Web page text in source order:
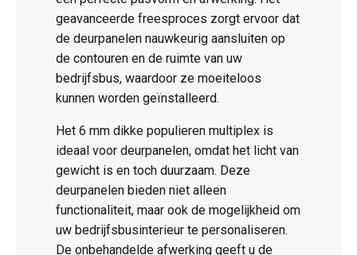
geavanceerde freesproces zorgt ervoor dat
de deurpanelen nauwkeurig aansluiten op
de contouren en de ruimte van uw
bedrijfsbus, waardoor ze moeiteloos
kunnen worden geïnstalleerd.
Het 6 mm dikke populieren multiplex is
ideaal voor deurpanelen, omdat het licht van
gewicht is en toch duurzaam. Deze
deurpanelen bieden niet alleen
functionaliteit, maar ook de mogelijkheid om
uw bedrijfsbusinterieur te personaliseren.
De onbehandelde afwerking geeft u de